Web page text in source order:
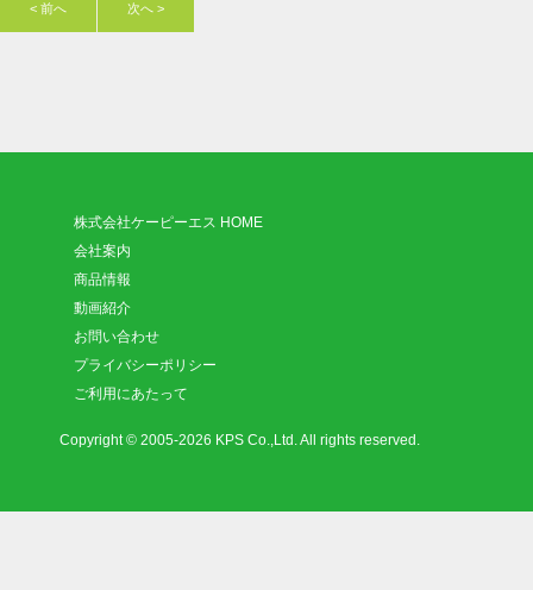
< 前へ 次へ >
株式会社ケーピーエス HOME
会社案内
商品情報
動画紹介
お問い合わせ
プライバシーポリシー
ご利用にあたって
Copyright © 2005-2026 KPS Co.,Ltd. All rights reserved.